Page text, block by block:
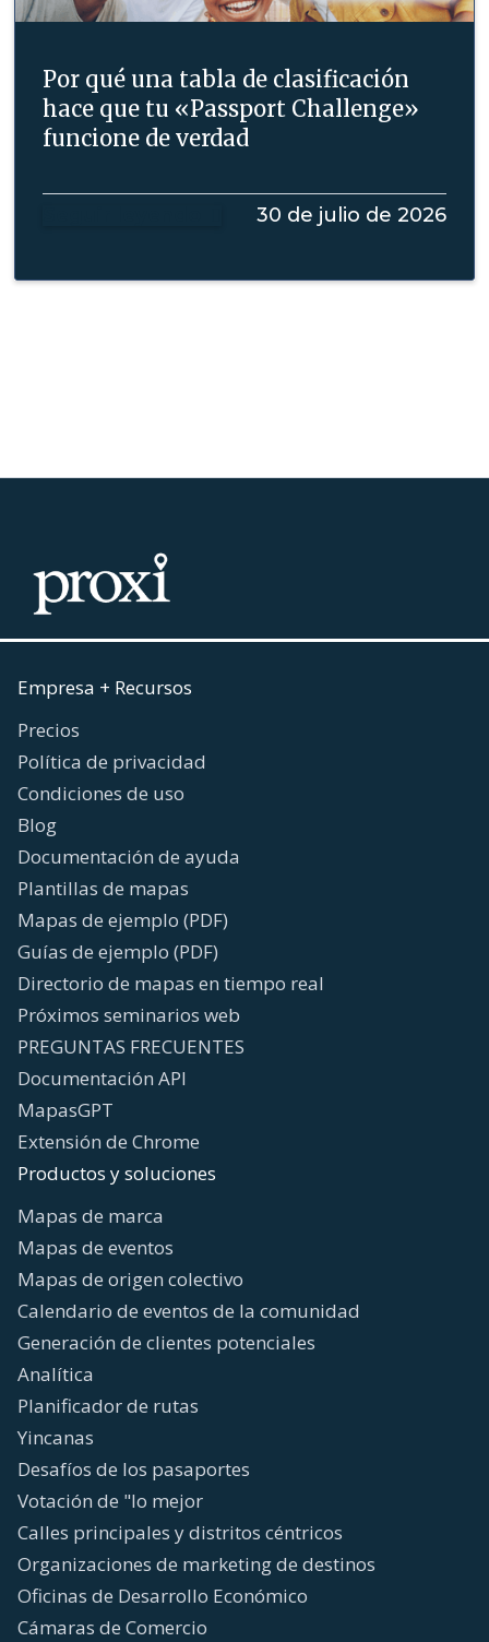
Por qué una tabla de clasificación
hace que tu «Passport Challenge»
funcione de verdad
30 de julio de 2026
Empresa + Recursos
Precios
Política de privacidad
Condiciones de uso
Blog
Documentación de ayuda
Plantillas de mapas
Mapas de ejemplo (PDF)
Guías de ejemplo (PDF)
Directorio de mapas en tiempo real
Próximos seminarios web
PREGUNTAS FRECUENTES
Documentación API
MapasGPT
Extensión de Chrome
Productos y soluciones
Mapas de marca
Mapas de eventos
Mapas de origen colectivo
Calendario de eventos de la comunidad
Generación de clientes potenciales
Analítica
Planificador de rutas
Yincanas
Desafíos de los pasaportes
Votación de "lo mejor
Calles principales y distritos céntricos
Organizaciones de marketing de destinos
Oficinas de Desarrollo Económico
Cámaras de Comercio